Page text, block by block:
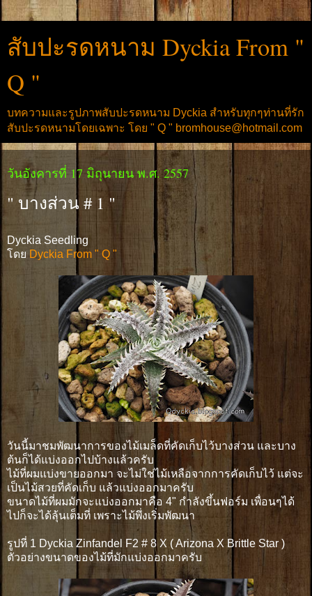
สับปะรดหนาม Dyckia From "
Q "
บทความและรูปภาพสับปะรดหนาม Dyckia สำหรับทุกๆท่านที่รัก
สับปะรดหนามโดยเฉพาะ โดย " Q " bromhouse@hotmail.com
วันอังคารที่ 17 มิถุนายน พ.ศ. 2557
" บางส่วน # 1 "
Dyckia Seedling
โดยDyckia From " Q "
วันนี้มาชมพัฒนาการของไม้เมล็ดที่คัดเก็บไว้บางส่วน และบาง
ต้นก็ได้แบ่งออกไปบ้างแล้วครับ
ไม้ที่ผมแบ่งขายออกมา จะไม่ใช่ไม้เหลือจากการคัดเก็บไว้ แต่จะ
เป็นไม้สวยที่คัดเก็บ แล้วแบ่งออกมาครับ
ขนาดไม้ที่ผมมักจะแบ่งออกมาคือ 4" กำลังขึ้นฟอร์ม เพื่อนๆได้
ไปก็จะได้ลุ้นเต็มที่ เพราะไม้พึ่งเริ่มพัฒนา
รูปที่ 1 Dyckia Zinfandel F2 # 8 X ( Arizona X Brittle Star )
ตัวอย่างขนาดของไม้ที่มักแบ่งออกมาครับ